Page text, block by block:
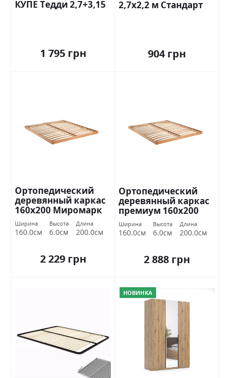
КУПЕ Тедди 2,7+3,15
1 795 грн
2,7х2,2 м Стандарт
904 грн
Ортопедический
деревянный каркас
160х200 Миромарк
Ширина
160.0см
Высота
6.0см
Длина
200.0см
2 229 грн
Ортопедический
деревянный каркас
премиум 160х200
Миромарк
Ширина
160.0см
Высота
6.0см
Длина
200.0см
2 888 грн
НОВИНКА